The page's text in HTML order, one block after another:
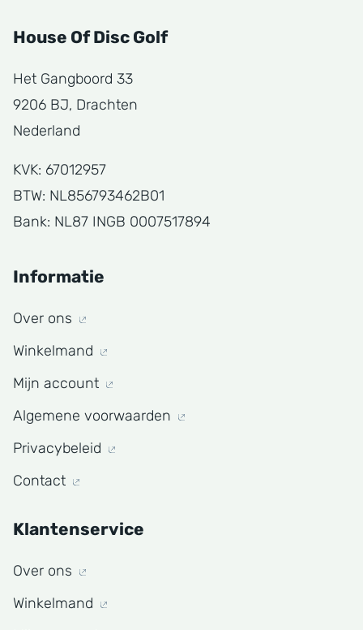
House Of Disc Golf
Het Gangboord 33
9206 BJ, Drachten
Nederland
KVK: 67012957
BTW: NL856793462B01
Bank: NL87 INGB 0007517894
Informatie
Over ons
Winkelmand
Mijn account
Algemene voorwaarden
Privacybeleid
Contact
Klantenservice
Over ons
Winkelmand